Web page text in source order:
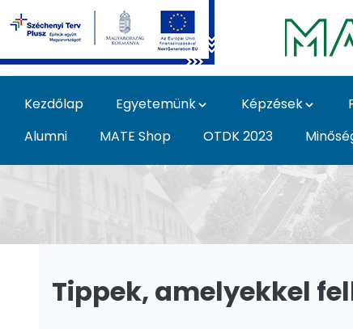
Ugrás a fő tartalomhoz
Kezdőlap Egyetemünk Képzések
Alumni
MATE Shop OTDK 2023
hirek - Magyar
Tippek, amelyekkel